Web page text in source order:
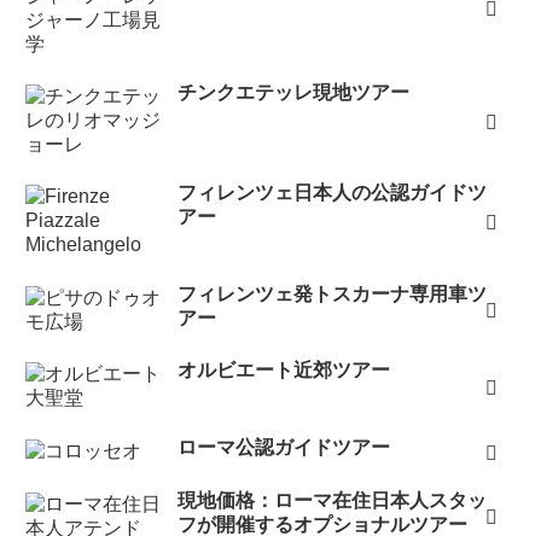
チンクエテッレ現地ツアー
フィレンツェ日本人の公認ガイドツ
アー
フィレンツェ発トスカーナ専用車ツ
アー
オルビエート近郊ツアー
ローマ公認ガイドツアー
現地価格：ローマ在住日本人スタッ
フが開催するオプショナルツアー